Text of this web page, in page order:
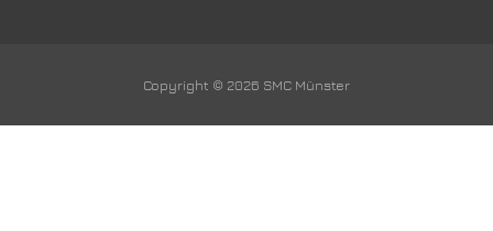
Copyright © 2026 SMC Münster